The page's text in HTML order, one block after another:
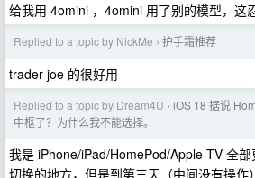
给我用 4omini ，4omini 用了别的模型，这
Replied to a topic by NickMe › 护手霜推荐
trader joe 的很好用
Replied to a topic by Dream4U › iOS 18 据说
中枢了？为什么我不能选择。
我是 iPhone/iPad/HomePod/Apple TV 全
切换的地方，但是到第三天（中间没有操作